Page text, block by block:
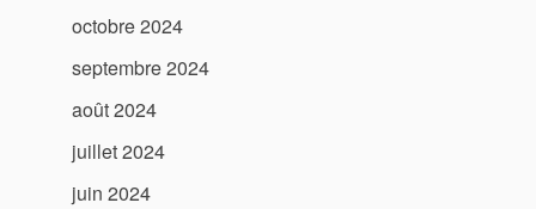
octobre 2024
septembre 2024
août 2024
juillet 2024
juin 2024